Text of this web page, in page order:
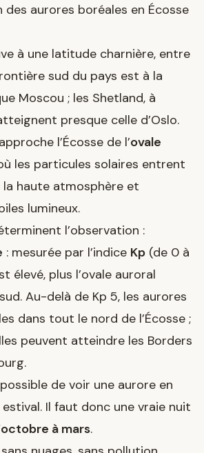
aurores boréales en Écosse
à une latitude charnière, entre
sud du pays est à la
Moscou ; les Shetland, à
presque celle d’Oslo.
l’Écosse de l’ovale
les particules solaires entrent
la haute atmosphère et
lumineux.
l’observation :
: mesurée par l’indice Kp (de 0 à
élevé, plus l’ovale auroral
Au-delà de Kp 5, les aurores
dans tout le nord de l’Écosse ;
peuvent atteindre les Borders
de voir une aurore en
Il faut donc une vraie nuit
octobre à mars.